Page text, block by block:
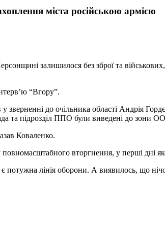
міста російською армією
залишилося без зброї та
“Вгору”.
зверненні до очільника області Андрія
та підрозділ ППО були виведені до зони
Коваленко.
повномасштабного вторгнення, у перші дні
лінія оборони. А виявилось, що